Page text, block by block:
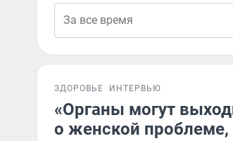
ЗДОРОВЬЕ ИНТЕРВЬЮ
«Органы могут
о женской